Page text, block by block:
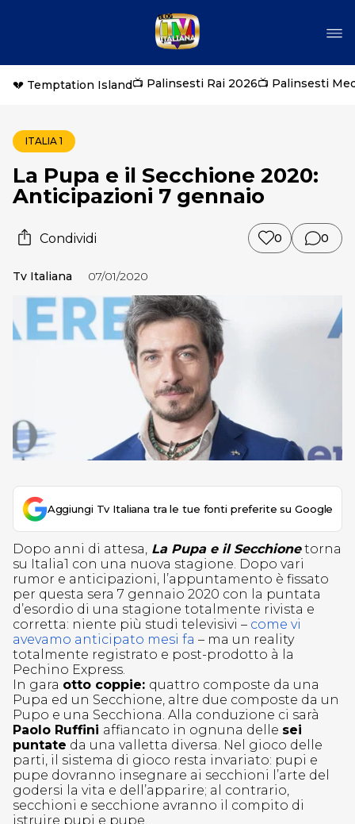
💔 Temptation Island📺 Palinsesti Rai 2026📺 Palinsesti
ITALIA 1
La Pupa e il Secchione 2020:
Anticipazioni 7 gennaio
Condividi 0 0
Tv Italiana 07/01/2020
Aggiungi Tv Italiana tra le tue fonti preferite su Google
Dopo anni di attesa, La Pupa e il Secchionetorna
su Italia1 con una nuova stagione. Dopo vari
rumor e anticipazioni, l’appuntamento è fissato
per questa sera 7 gennaio 2020 con la puntata
d’esordio di una stagione totalmente rivista e
corretta: niente più studi televisivi – come vi
avevamo anticipato mesi fa – ma un reality
totalmente registrato e post-prodotto à la
Pechino Express.
In gara otto coppie: quattro composte da una
Pupa ed un Secchione, altre due composte da un
Pupo e una Secchiona. Alla conduzione ci sarà
Paolo Ruffini affiancato in ognuna delle sei
puntate da una valletta diversa. Nel gioco delle
parti, il sistema di gioco resta invariato: pupi e
pupe dovranno insegnare ai secchioni l’arte del
godersi la vita e dell’apparire; al contrario,
secchioni e secchione avranno il compito di
istruire pupi e pupe.